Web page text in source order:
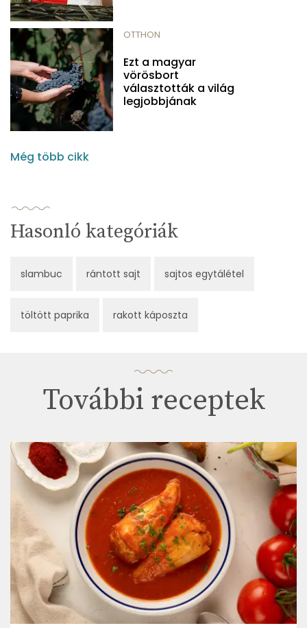
OTTHON
Ezt a magyar
vörösbort
választották a világ
legjobbjának
Még több cikk
Hasonló kategóriák
slambuc rántott sajt sajtos egytálétel
töltött paprika rakott káposzta
További receptek